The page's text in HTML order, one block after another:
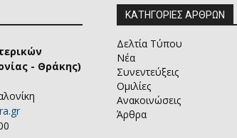
- Θράκης)
ΚΑΤΗΓΟΡΙΕΣ ΑΡΘΡΩΝ
Δελτία Τύπου
Νέα
Συνεντεύξεις
Ομιλίες
Ανακοινώσεις
Άρθρα